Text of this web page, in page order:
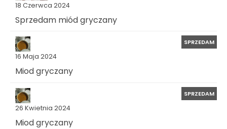
18 Czerwca 2024
Sprzedam miód gryczany
16 Maja 2024
SPRZEDAM
Miod gryczany
26 Kwietnia 2024
SPRZEDAM
Miod gryczany